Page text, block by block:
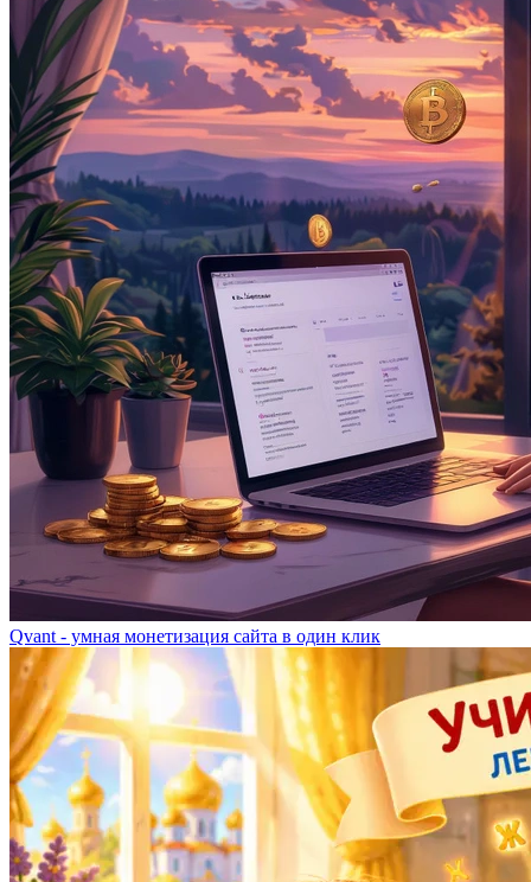
Qvant - умная монетизация сайта в один клик